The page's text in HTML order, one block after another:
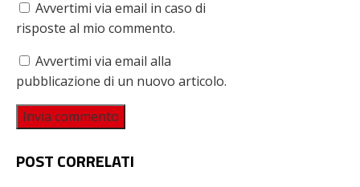
Avvertimi via email in caso di
risposte al mio commento.
Avvertimi via email alla
pubblicazione di un nuovo articolo.
POST CORRELATI